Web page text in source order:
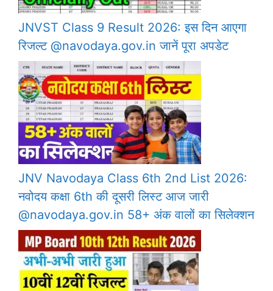
JNVST Class 9 Result 2026: इस दिन आएगा
रिजल्ट @navodaya.gov.in जानें पूरा अपडेट
JNV Navodaya Class 6th 2nd List 2026:
नवोदय कक्षा 6th की दूसरी लिस्ट आज जारी
@navodaya.gov.in 58+ अंक वालों का सिलेक्शन